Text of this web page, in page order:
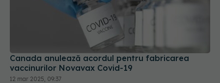
Canada anulează acordul pentru fabricarea
vaccinurilor Novavax Covid-19
12 mar 2025, 09:37